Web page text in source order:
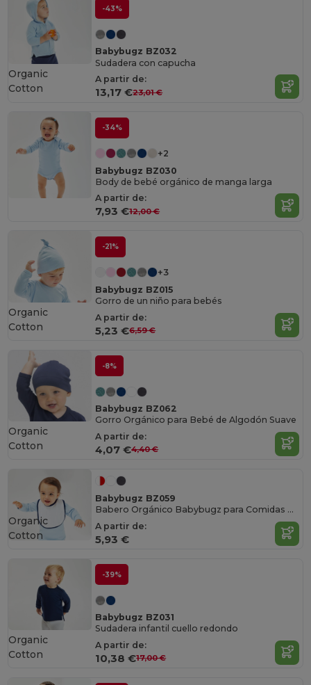
-43%
Babybugz BZ032
Sudadera con capucha
A partir de:
13,17 €23,01 €
Organic
Cotton
-34%
+2
Babybugz BZ030
Body de bebé orgánico de manga larga
A partir de:
7,93 €12,00 €
-21%
+3
Babybugz BZ015
Gorro de un niño para bebés
A partir de:
5,23 €6,59 €
Organic
Cotton
-8%
Babybugz BZ062
Gorro Orgánico para Bebé de Algodón Suave
A partir de:
4,07 €4,40 €
Organic
Cotton
Babybugz BZ059
Babero Orgánico Babybugz para Comidas Limpias
A partir de:
5,93 €
Organic
Cotton
-39%
Babybugz BZ031
Sudadera infantil cuello redondo
A partir de:
10,38 €17,00 €
Organic
Cotton